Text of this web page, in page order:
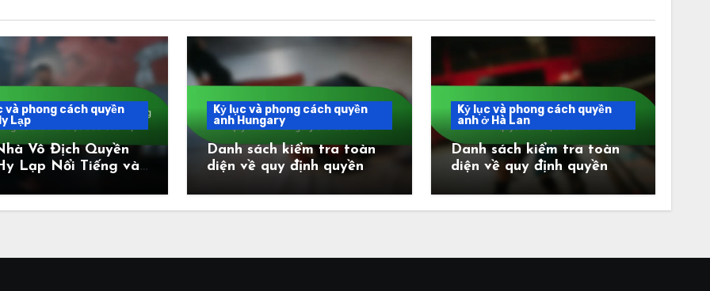
và phong cách quyền
Lạp
Vô Địch Quyền
Lạp Nổi Tiếng và
Họ
Kỷ lục và phong cách quyền
anh Hungary
Danh sách kiểm tra toàn
diện về quy định quyền
Kỷ lục và phong cách quyền
anh ở Hà Lan
Danh sách kiểm tra toàn
diện về quy định quyền
anh tại Hà Lan